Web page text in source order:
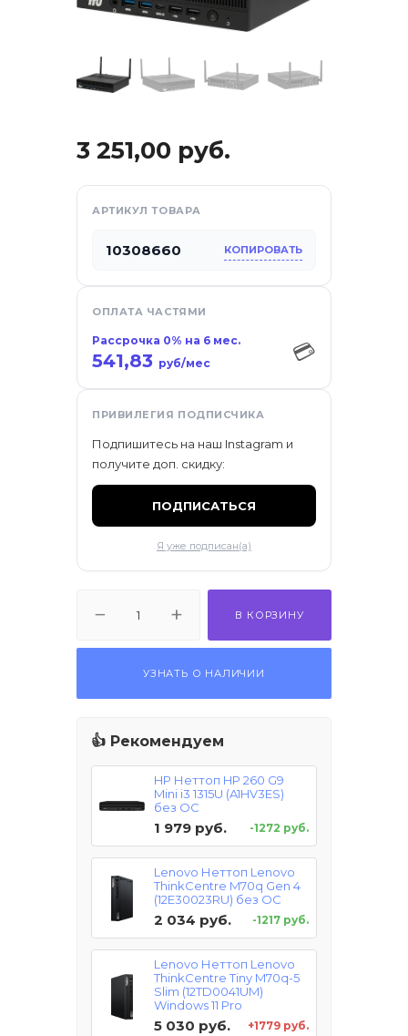
3 251,00 руб.
АРТИКУЛ ТОВАРА
10308660 КОПИРОВАТЬ
ОПЛАТА ЧАСТЯМИ
Рассрочка 0% на 6 мес.
541,83 руб/мес 💳
ПРИВИЛЕГИЯ ПОДПИСЧИКА
Подпишитесь на наш Instagram и
получите доп. скидку:
ПОДПИСАТЬСЯ
Я уже подписан(а)
В КОРЗИНУ
УЗНАТЬ О НАЛИЧИИ
👍 Рекомендуем
HP Неттоп HP 260 G9
Mini i3 1315U (A1HV3ES)
без ОС
1 979 руб. -1272 руб.
Lenovo Неттоп Lenovo
ThinkCentre M70q Gen 4
(12E30023RU) без ОС
2 034 руб. -1217 руб.
Lenovo Неттоп Lenovo
ThinkCentre Tiny M70q-5
Slim (12TD0041UM)
Windows 11 Pro
5 030 руб. +1779 руб.